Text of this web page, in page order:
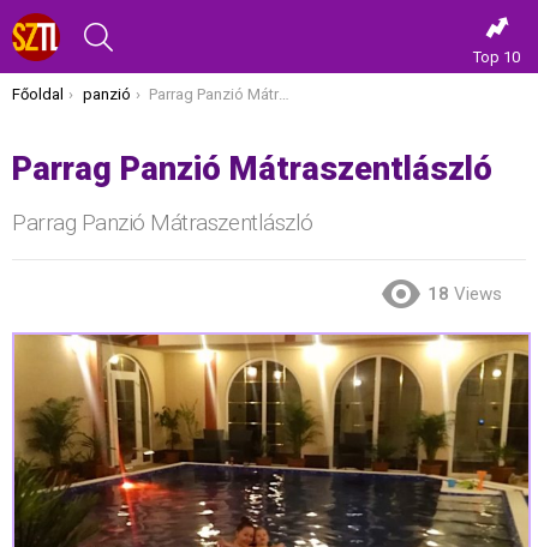
Top 10
Itt vagy most:
Főoldal panzió Parrag Panzió Mátraszentlászló
Parrag Panzió Mátraszentlászló
Parrag Panzió Mátraszentlászló
18 Views